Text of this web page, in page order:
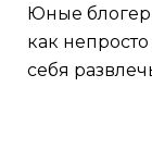
Юные
как
себя